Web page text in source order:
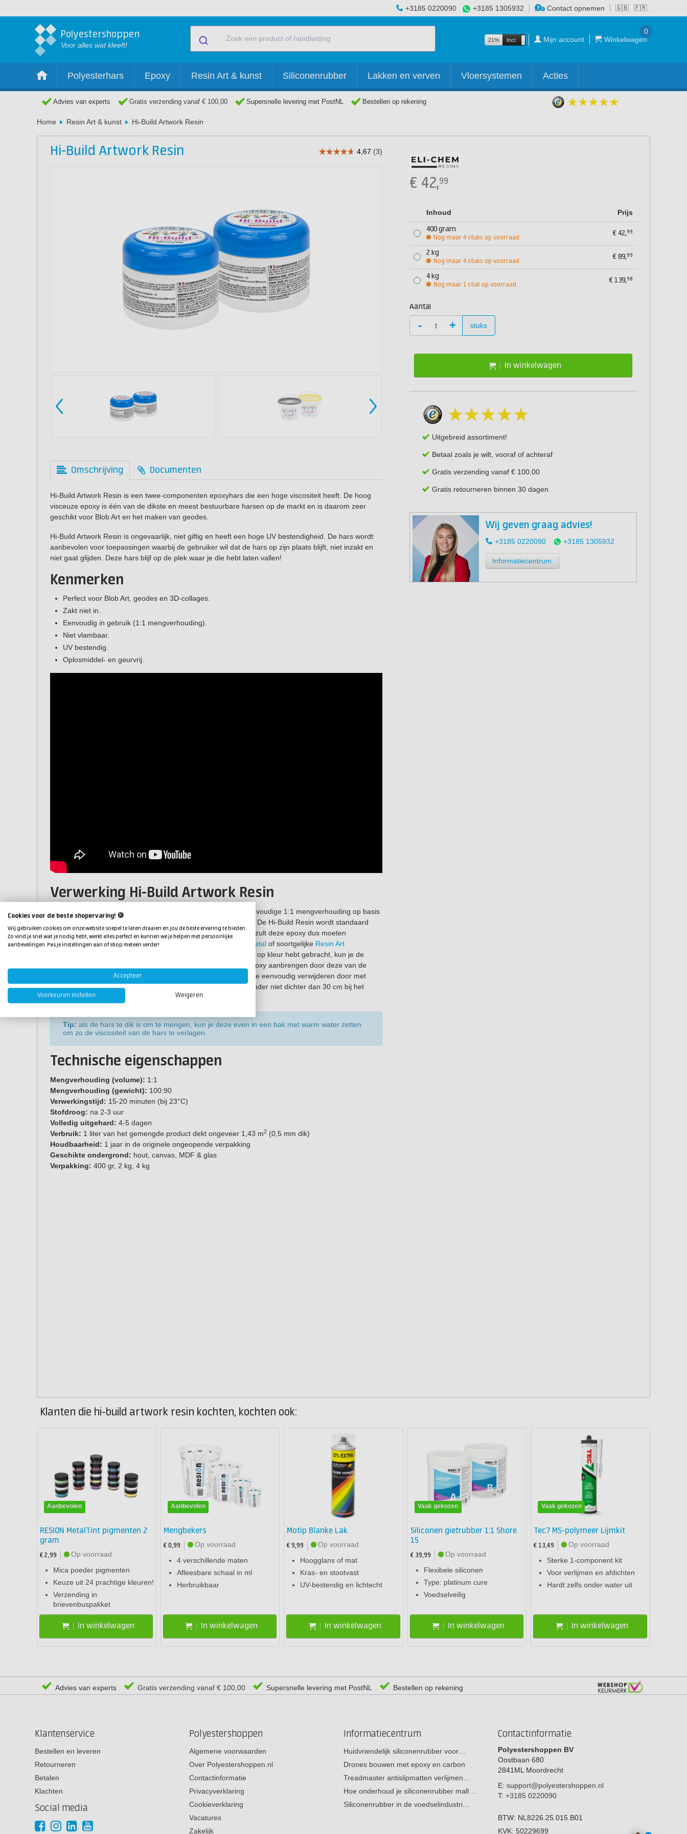
🇬🇧 🇫🇷
+3185 0220090 +3185 1305932 Contact opnemen
Polyestershoppen
Voor alles wat kleeft!
21% Incl. Excl. Mijn account Winkelwagen
0
Polyesterhars Epoxy Resin Art & kunst Siliconenrubber Lakken en verven Vloersystemen Acties
Advies van experts Gratis verzending vanaf € 100,00 Supersnelle levering met PostNL Bestellen op rekening
Home Resin Art & kunst Hi-Build Artwork Resin
Hi-Build Artwork Resin
Omschrijving Documenten
Hi-Build Artwork Resin is een twee-componenten epoxyhars die een hoge viscositeit heeft. De hoog
visceuze epoxy is één van de dikste en meest bestuurbare harsen op de markt en is daarom zeer
geschikt voor Blob Art en het maken van geodes.
Hi-Build Artwork Resin is ongevaarlijk, niet giftig en heeft een hoge UV bestendigheid. De hars wordt
aanbevolen voor toepassingen waarbij de gebruiker wil dat de hars op zijn plaats blijft, niet inzakt en
niet gaat glijden. Deze hars blijf op de plek waar je die hebt laten vallen!
Kenmerken
Perfect voor Blob Art, geodes en 3D-collages.
Zakt niet in.
Eenvoudig in gebruik (1:1 mengverhouding).
Niet vlambaar.
UV bestendig.
Oplosmiddel- en geurvrij.
Verwerking Hi-Build Artwork Resin
Weeg de beide componenten goed af (deze hars heeft een eenvoudige 1:1 mengverhouding op basis
van volume) en meng de componenten 3-4 minuten goed door. De Hi-Build Resin wordt standaard
geleverd als gebroken witte kleur en is dus niet transparant. Je zult deze epoxy dus moeten
pigmenteren met bijvoorbeeldResi-Tint MAX Resi-Metal of soortgelijke Resin Art
. Nadat je de hoog visceuze epoxy hebt gemengd en op kleur hebt gebracht, kun je de
epoxy eenvoudig op de ondergrond aanbrengen. Je kunt de epoxy aanbrengen door deze van de
mengspatel af te druppelen, vallen of druipen. Luchtbellen kun je eenvoudig verwijderen door met
eengasbranderover het oppervlak te strijken. Houd de gasbrander niet dichter dan 30 cm bij het
oppervlak anders kun je de hars beschadigen.
Tip: als de hars te dik is om te mengen, kun je deze even in een bak met warm water zetten
om zo de viscositeit van de hars te verlagen.
Technische eigenschappen
Mengverhouding (volume): 1:1
Mengverhouding (gewicht): 100:90
Verwerkingstijd: 15-20 minuten (bij 23°C)
Stofdroog: na 2-3 uur
Volledig uitgehard: 4-5 dagen
Verbruik: 1 liter van het gemengde product dekt ongeveer 1,43 m2 (0,5 mm dik)
Houdbaarheid: 1 jaar in de originele ongeopende verpakking
Geschikte ondergrond: hout, canvas, MDF & glas
Verpakking: 400 gr, 2 kg, 4 kg
€ 42,99
Inhoud Prijs
400 gram
Nog maar 4 stuks op voorraad
€42,99
2 kg
Nog maar 4 stuks op voorraad
€89,99
4 kg
Nog maar 1 stuk op voorraad
€139,98
Aantal
- + stuks
In winkelwagen
Uitgebreid assortiment!
Betaal zoals je wilt, vooraf of achteraf
Gratis verzending vanaf € 100,00
Gratis retourneren binnen 30 dagen
Wij geven graag advies!
+3185 0220090 +3185 1305932
Informatiecentrum
Klanten die hi-build artwork resin kochten, kochten ook:
Aanbevolen
RESION MetalTint pigmenten 2
gram
€ 2,99
Op voorraad
Mica poeder pigmenten
Keuze uit 24 prachtige kleuren!
Verzending in
brievenbuspakket
In winkelwagen
Aanbevolen
Mengbekers
€ 0,99
Op voorraad
4 verschillende maten
Afleesbare schaal in ml
Herbruikbaar
In winkelwagen
Motip Blanke Lak
€ 9,99
Op voorraad
Hoogglans of mat
Kras- en stootvast
UV-bestendig en lichtecht
In winkelwagen
Vaak gekozen
Siliconen gietrubber 1:1 Shore
15
€ 39,99
Op voorraad
Flexibele siliconen
Type: platinum cure
Voedselveilig
In winkelwagen
Vaak gekozen
Tec7 MS-polymeer Lijmkit
€ 13,49
Op voorraad
Sterke 1-component kit
Voor verlijmen en afdichten
Hardt zelfs onder water uit
In winkelwagen
Advies van experts Gratis verzending vanaf € 100,00 Supersnelle levering met PostNL Bestellen op rekening
Klantenservice
Bestellen en leveren
Retourneren
Betalen
Klachten
Social media
Polyestershoppen
Algemene voorwaarden
Over Polyestershoppen.nl
Contactinformatie
Privacyverklaring
Cookieverklaring
Vacatures
Zakelijk
Informatiecentrum
Huidvriendelijk siliconenrubber voor…
Drones bouwen met epoxy en carbon
Treadmaster antislipmatten verlijmen…
Hoe onderhoud je siliconenrubber mall…
Siliconenrubber in de voedselindustri…
Contactinformatie
Polyestershoppen BV
Oostbaan 680
2841ML Moordrecht
E: support@polyestershoppen.nl
T: +3185 0220090
BTW: NL8226.25.015.B01
KVK: 50229699
Cookies voor de beste shopervaring! 🍪
Wij gebruiken cookies om onze website soepel te laten draaien en jou de beste ervaring te bieden.
Zo vind je snel wat je nodig hebt, werkt alles perfect en kunnen we je helpen met persoonlijke
aanbevelingen. Pas je instellingen aan of shop meteen verder!
Accepteer
Voorkeuren instellen Weigeren